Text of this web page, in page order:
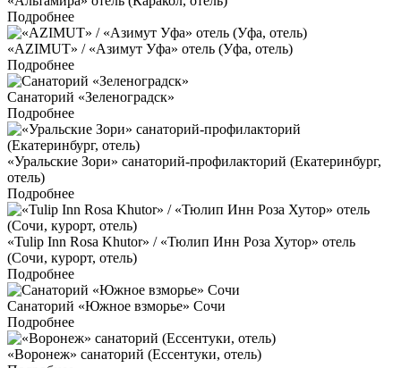
Подробнее
«AZIMUT» / «Азимут Уфа» отель (Уфа, отель)
Подробнее
Санаторий «Зеленоградск»
Подробнее
«Уральские Зори» санаторий-профилакторий (Екатеринбург,
отель)
Подробнее
«Tulip Inn Rosa Khutor» / «Тюлип Инн Роза Хутор» отель
(Сочи, курорт, отель)
Подробнее
Санаторий «Южное взморье» Сочи
Подробнее
«Воронеж» санаторий (Ессентуки, отель)